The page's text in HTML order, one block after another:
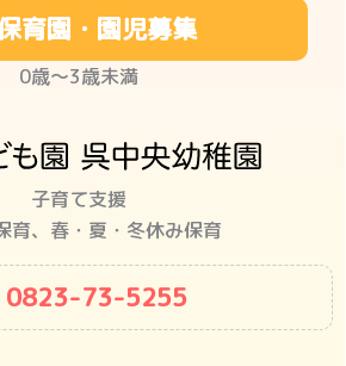
育園・園児募集
0歳〜3歳未満
子育て支援
育、春・夏・冬休み保育
0823-73-5255